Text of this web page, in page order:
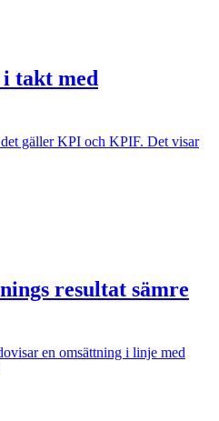
takt med
gäller KPI och KPIF. Det visar
resultat sämre
en omsättning i linje med